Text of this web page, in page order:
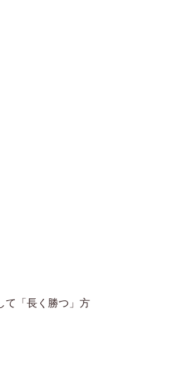
て「長く勝つ」方